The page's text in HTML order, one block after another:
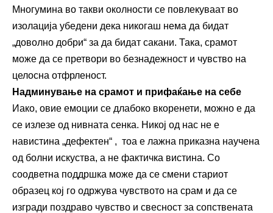
Многумина во такви околности се повлекуваат во
изолација убедени дека никогаш нема да бидат
„доволно добри“ за да бидат сакани. Така, срамот
може да се претвори во безнадежност и чувство на
целосна отфрленост.
Надминување на срамот и прифаќање на себе
Иако, овие емоции се длабоко вкоренети, можно е да
се излезе од нивната сенка. Никој од нас не е
навистина „дефектен“ , тоа е лажна приказна научена
од болни искуства, а не фактичка вистина. Со
соодветна поддршка може да се смени стариот
образец кој го одржува чувството на срам и да се
изгради поздраво чувство и свесност за сопствената